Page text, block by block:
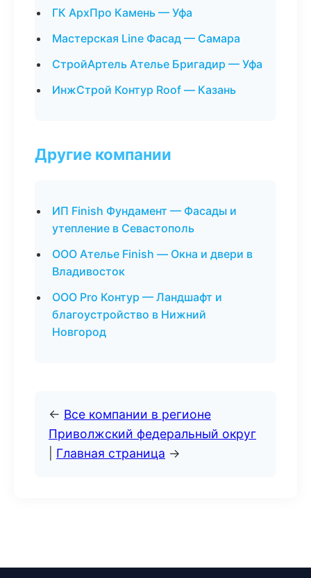
ГК АрхПро Камень — Уфа
Мастерская Line Фасад — Самара
СтройАртель Ателье Бригадир — Уфа
ИнжСтрой Контур Roof — Казань
Другие компании
ИП Finish Фундамент — Фасады и
утепление в Севастополь
ООО Ателье Finish — Окна и двери в
Владивосток
ООО Pro Контур — Ландшафт и
благоустройство в Нижний
Новгород
← Все компании в регионе
Приволжский федеральный округ
Главная страница →